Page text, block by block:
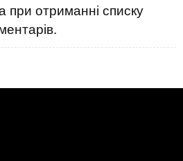
при отриманні списку